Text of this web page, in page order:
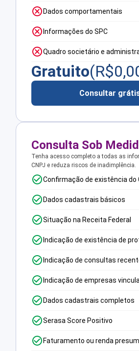
Dados comportamentais
Informações do SPC
Quadro societário e
Gratuito(R$
Consultar
Consulta Sob
Tenha acesso completo a todas as
CNPJ e reduza riscos de inadimplência.
Confirmação de existência do
Dados cadastrais básicos
Situação na Receita Federal
Indicação de existência de
Indicação de consultas
Indicação de empresas
Dados cadastrais completos
Serasa Score Positivo
Faturamento ou renda